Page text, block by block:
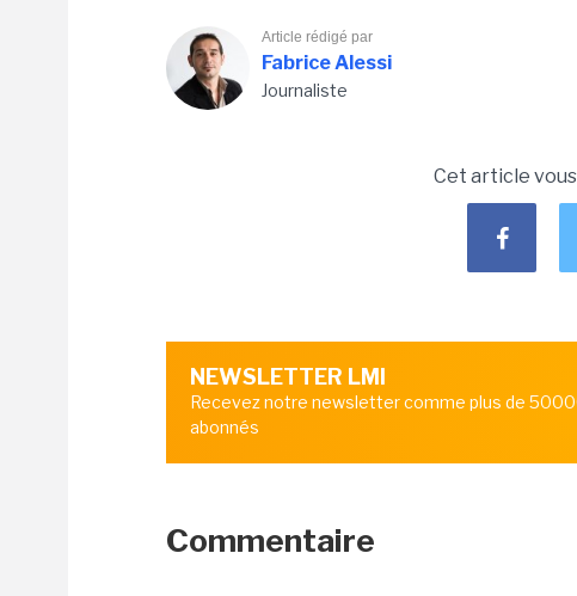
Article rédigé par
Fabrice Alessi
Journaliste
Cet article vous
NEWSLETTER LMI
Recevez notre newsletter comme plus de
abonnés
Commentaire